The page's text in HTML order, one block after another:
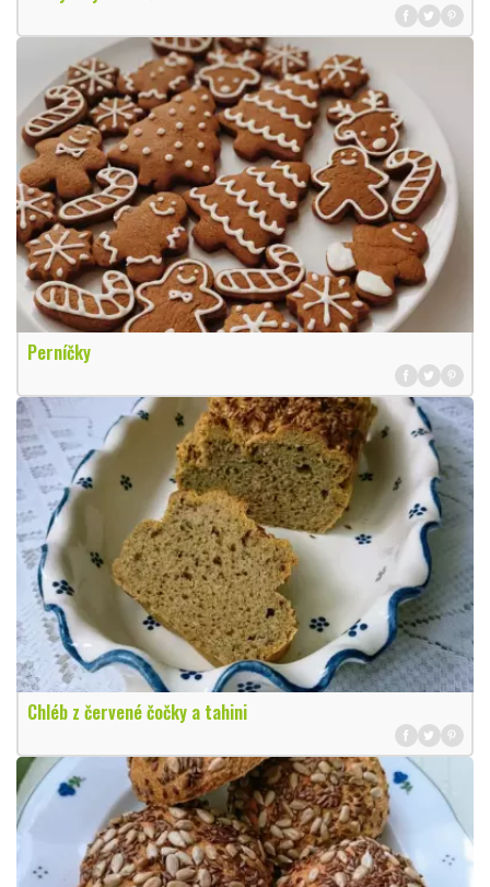
Perníčky
Chléb z červené čočky a tahini